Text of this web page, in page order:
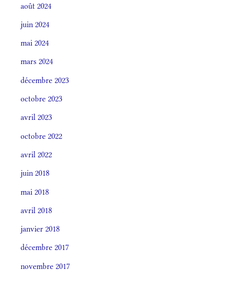
août 2024
juin 2024
mai 2024
mars 2024
décembre 2023
octobre 2023
avril 2023
octobre 2022
avril 2022
juin 2018
mai 2018
avril 2018
janvier 2018
décembre 2017
novembre 2017